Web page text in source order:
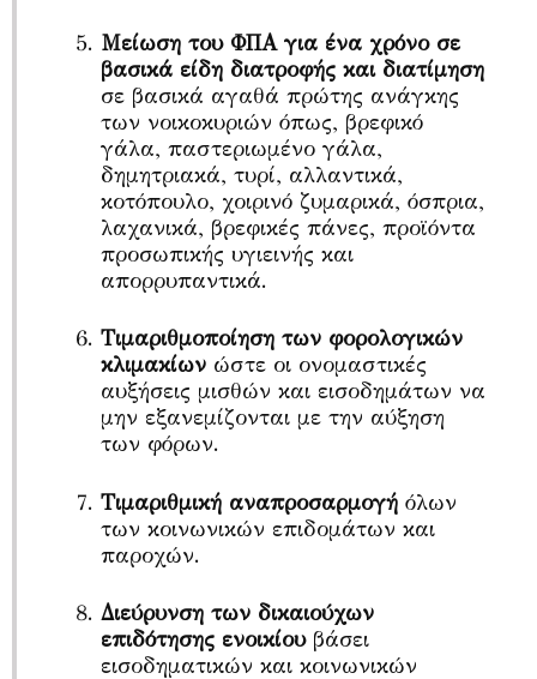
Μείωση του ΦΠΑ για ένα χρόνο σε
βασικά είδη διατροφής και διατίμηση
σε βασικά αγαθά πρώτης ανάγκης
των νοικοκυριών όπως, βρεφικό
γάλα, παστεριωμένο γάλα,
δημητριακά, τυρί, αλλαντικά,
κοτόπουλο, χοιρινό ζυμαρικά, όσπρια,
λαχανικά, βρεφικές πάνες, προϊόντα
προσωπικής υγιεινής και
απορρυπαντικά.
Τιμαριθμοποίηση των φορολογικών
κλιμακίων ώστε οι ονομαστικές
αυξήσεις μισθών και εισοδημάτων να
μην εξανεμίζονται με την αύξηση
των φόρων.
Τιμαριθμική αναπροσαρμογή όλων
των κοινωνικών επιδομάτων και
παροχών.
Διεύρυνση των δικαιούχων
επιδότησης ενοικίουβάσει
εισοδηματικών και κοινωνικών